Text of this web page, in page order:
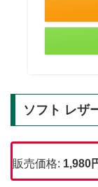
ソフト レザ
販売価格: 1,980